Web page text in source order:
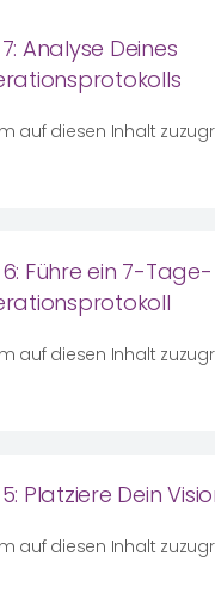
Analyse Deines
auf diesen Inhalt
Führe ein 7-Tage-
auf diesen Inhalt
Platziere Dein
auf diesen Inhalt